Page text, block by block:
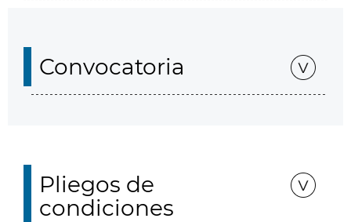
Convocatoria
Pliegos de
condiciones